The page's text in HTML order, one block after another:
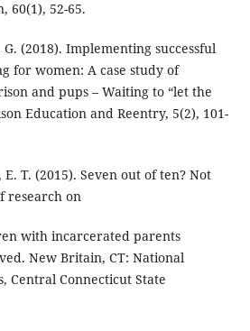
60(1), 52-65.
(2018). Implementing successful
for women: A case study of
and pups – Waiting to “let the
Education and Reentry, 5(2), 101-
E. T. (2015). Seven out of ten? Not
research on
with incarcerated parents
New Britain, CT: National
Central Connecticut State